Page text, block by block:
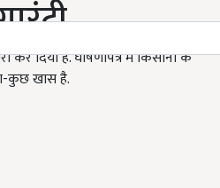
कर दिया है. घोषणापत्र में किसानों के
कुछ खास है.